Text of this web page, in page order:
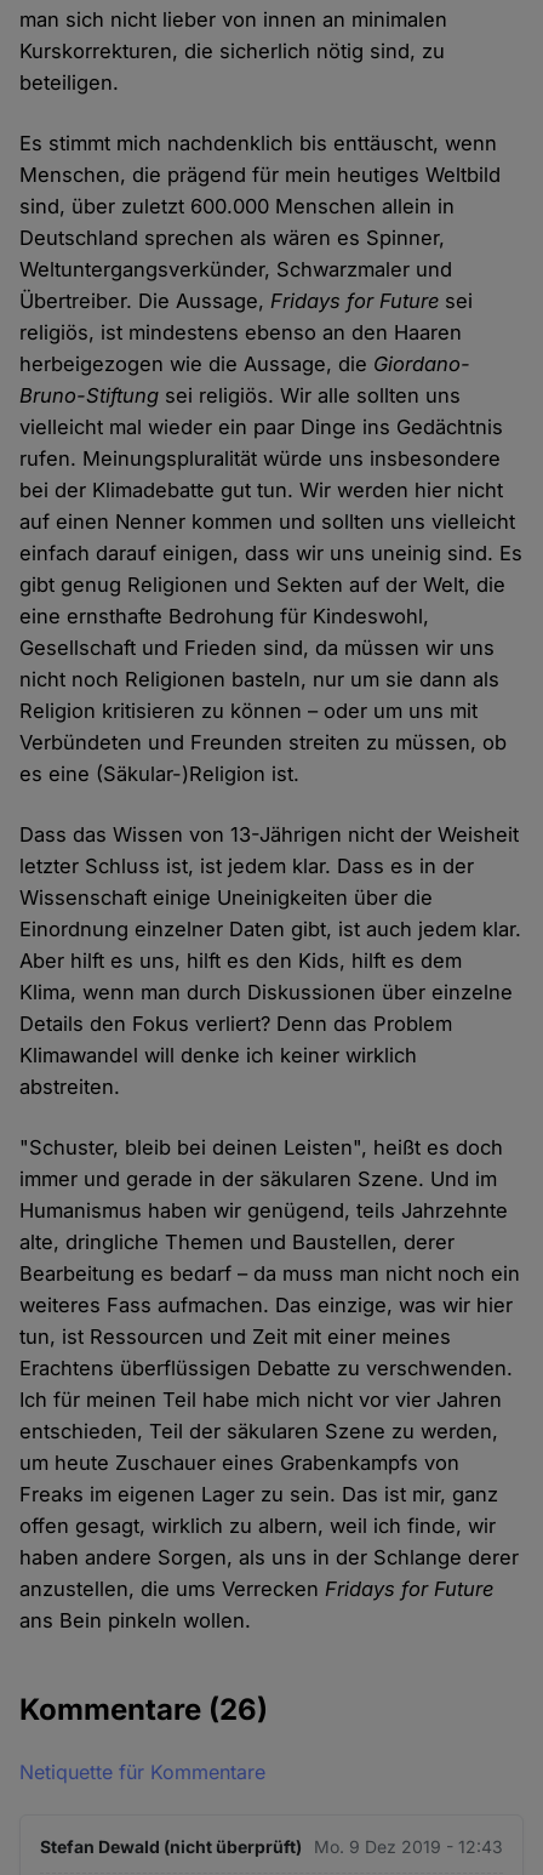
man sich nicht lieber von innen an minimalen
Kurskorrekturen, die sicherlich nötig sind, zu
beteiligen.
Es stimmt mich nachdenklich bis enttäuscht, wenn
Menschen, die prägend für mein heutiges Weltbild
sind, über zuletzt 600.000 Menschen allein in
Deutschland sprechen als wären es Spinner,
Weltuntergangsverkünder, Schwarzmaler und
Übertreiber. Die Aussage,Fridays for Future sei
religiös, ist mindestens ebenso an den Haaren
herbeigezogen wie die Aussage, die Giordano-
Bruno-Stiftung sei religiös. Wir alle sollten uns
vielleicht mal wieder ein paar Dinge ins Gedächtnis
rufen. Meinungspluralität würde uns insbesondere
bei der Klimadebatte gut tun. Wir werden hier nicht
auf einen Nenner kommen und sollten uns vielleicht
einfach darauf einigen, dass wir uns uneinig sind. Es
gibt genug Religionen und Sekten auf der Welt, die
eine ernsthafte Bedrohung für Kindeswohl,
Gesellschaft und Frieden sind, da müssen wir uns
nicht noch Religionen basteln, nur um sie dann als
Religion kritisieren zu können – oder um uns mit
Verbündeten und Freunden streiten zu müssen, ob
es eine (Säkular-)Religion ist.
Dass das Wissen von 13-Jährigen nicht der Weisheit
letzter Schluss ist, ist jedem klar. Dass es in der
Wissenschaft einige Uneinigkeiten über die
Einordnung einzelner Daten gibt, ist auch jedem klar.
Aber hilft es uns, hilft es den Kids, hilft es dem
Klima, wenn man durch Diskussionen über einzelne
Details den Fokus verliert? Denn das Problem
Klimawandel will denke ich keiner wirklich
abstreiten.
"Schuster, bleib bei deinen Leisten", heißt es doch
immer und gerade in der säkularen Szene. Und im
Humanismus haben wir genügend, teils Jahrzehnte
alte, dringliche Themen und Baustellen, derer
Bearbeitung es bedarf – da muss man nicht noch ein
weiteres Fass aufmachen. Das einzige, was wir hier
tun, ist Ressourcen und Zeit mit einer meines
Erachtens überflüssigen Debatte zu verschwenden.
Ich für meinen Teil habe mich nicht vor vier Jahren
entschieden, Teil der säkularen Szene zu werden,
um heute Zuschauer eines Grabenkampfs von
Freaks im eigenen Lager zu sein. Das ist mir, ganz
offen gesagt, wirklich zu albern, weil ich finde, wir
haben andere Sorgen, als uns in der Schlange derer
anzustellen, die ums VerreckenFridays for Future
ans Bein pinkeln wollen.
Kommentare (26)
Netiquette für Kommentare
Stefan Dewald (nicht überprüft) Mo. 9 Dez 2019 - 12:43